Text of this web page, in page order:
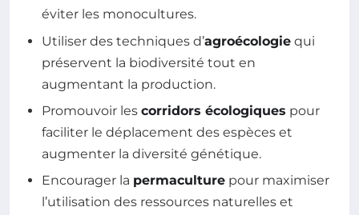
éviter les monocultures.
Utiliser des techniques d’agroécologie qui
préservent la biodiversité tout en
augmentant la production.
Promouvoir les corridors écologiques pour
faciliter le déplacement des espèces et
augmenter la diversité génétique.
Encourager la permaculture pour maximiser
l’utilisation des ressources naturelles et